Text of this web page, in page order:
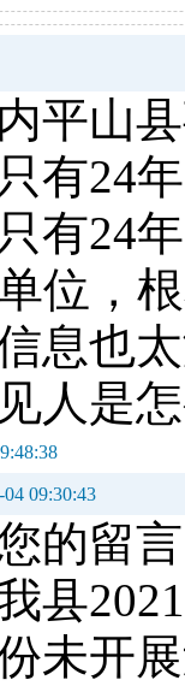
平山
有24
有24
位，
息也
人是
09:30:43
的留
县
未开